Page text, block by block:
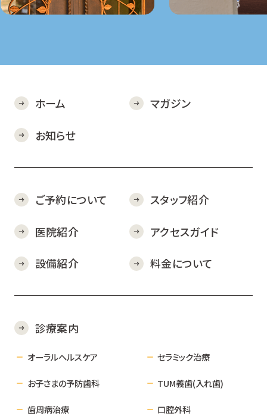
ホーム
お知らせ
マガジン
ご予約について
医院紹介
設備紹介
スタッフ紹介
アクセスガイド
料金について
診療案内
オーラルヘルスケア
お子さまの予防歯科
歯周病治療
セラミック治療
TUM義歯(入れ歯)
口腔外科